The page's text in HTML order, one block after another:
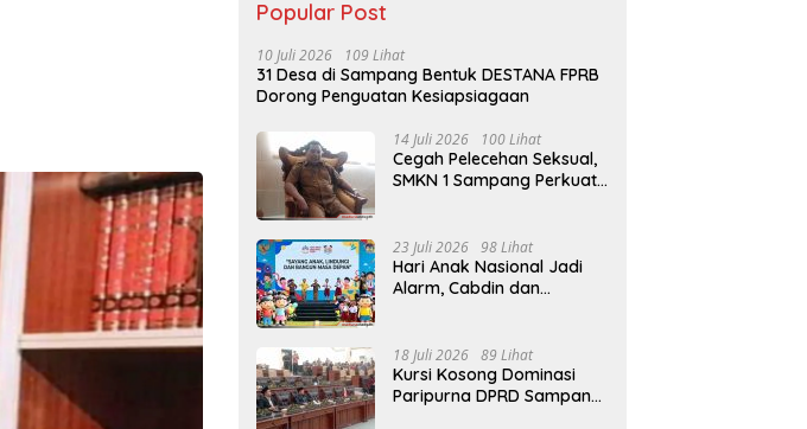
Popular Post
10 Juli 2026 109 Lihat
31 Desa di Sampang Bentuk DESTANA FPRB
Dorong Penguatan Kesiapsiagaan
14 Juli 2026 100 Lihat
Cegah Pelecehan Seksual,
SMKN 1 Sampang Perkuat
23 Juli 2026 98 Lihat
Hari Anak Nasional Jadi
Alarm, Cabdin dan
Kekerasan Seksual Anak
18 Juli 2026 89 Lihat
Kursi Kosong Dominasi
Paripurna DPRD Sampang,